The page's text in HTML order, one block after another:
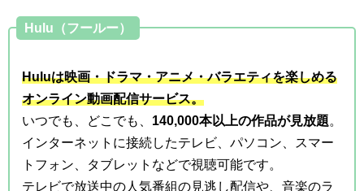
Hulu（フールー）
Huluは映画・ドラマ・アニメ・バラエティを楽しめる
オンライン動画配信サービス。
いつでも、どこでも、 140,000本以上の作品が見放題。
インターネットに接続したテレビ、パソコン、スマー
トフォン、タブレットなどで視聴可能です。
テレビで放送中の人気番組の見逃し配信や、音楽のラ